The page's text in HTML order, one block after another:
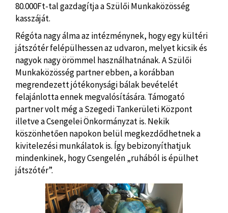
80.000Ft-tal gazdagítja a Szülői Munkaközösség
kasszáját.
Régóta nagy álma az intézménynek, hogy egy kültéri
játszótér felépülhessen az udvaron, melyet kicsik és
nagyok nagy örömmel használhatnának. A Szülői
Munkaközösség partner ebben, a korábban
megrendezett jótékonysági bálak bevételét
felajánlotta ennek megvalósítására. Támogató
partner volt még a Szegedi Tankerületi Központ
illetve a Csengelei Önkormányzat is. Nekik
köszönhetően napokon belül megkezdődhetnek a
kivitelezési munkálatok is. Így bebizonyíthatjuk
mindenkinek, hogy Csengelén „ruhából is épülhet
játszótér”.